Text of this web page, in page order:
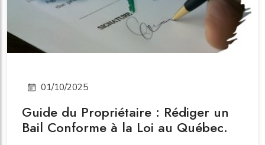
effectuer avant d'engager votre avenir dans un
nouveau bien immobilier.
01/10/2025
Guide du Propriétaire : Rédiger un
Bail Conforme à la Loi au Québec.